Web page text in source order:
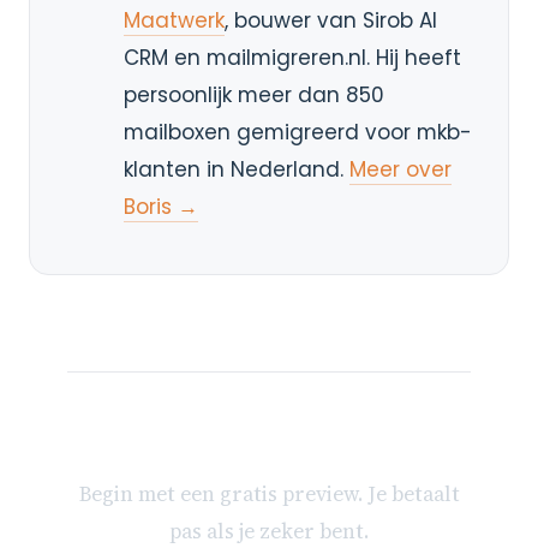
Maatwerk, bouwer van Sirob AI
CRM en mailmigreren.nl. Hij heeft
persoonlijk meer dan 850
mailboxen gemigreerd voor mkb-
klanten in Nederland. Meer over
Boris →
Begin met een gratis preview. Je betaalt
pas als je zeker bent.